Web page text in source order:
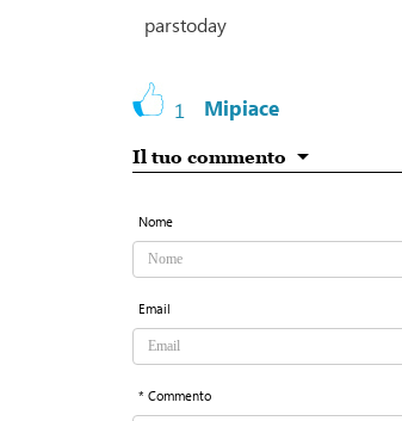
parstoday
1 Mipiace
Il tuo commento
Nome
Email
* Commento